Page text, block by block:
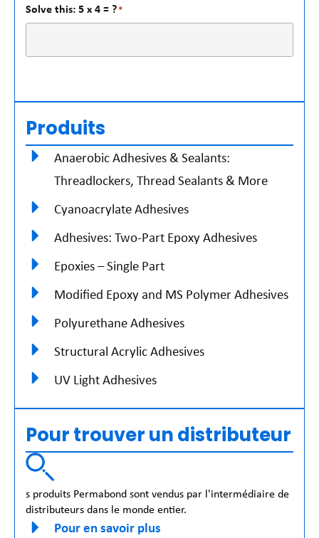
Solve this: 5 x 4 = ?*
Produits
Anaerobic Adhesives & Sealants:
Threadlockers, Thread Sealants & More
Cyanoacrylate Adhesives
Adhesives: Two-Part Epoxy Adhesives
Epoxies – Single Part
Modified Epoxy and MS Polymer Adhesives
Polyurethane Adhesives
Structural Acrylic Adhesives
UV Light Adhesives
Pour trouver un distributeur
s produits Permabond sont vendus par l'intermédiaire de
distributeurs dans le monde entier.
Pour en savoir plus